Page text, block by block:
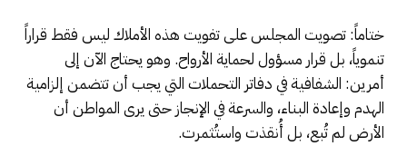
ختاماً: تصويت المجلس على تفويت هذه الأملاك ليس فقط قراراً
تنموياً، بل قرار مسؤول لحماية الأرواح. وهو يحتاج الآن إلى
أمرين: الشفافية في دفاتر التحملات التي يجب أن تتضمن إلزامية
الهدم وإعادة البناء، والسرعة في الإنجاز حتى يرى المواطن أن
الأرض لم تُبع، بل أُنقذت واستُثمرت.